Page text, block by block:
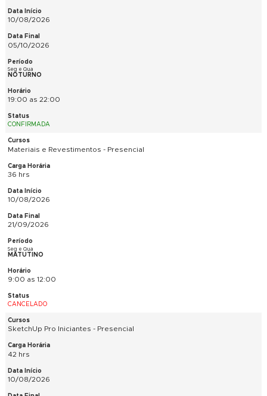
Fotografia Digital Iniciante - Presencial
21 hrs
08/08/2026
19/09/2026
VESPERTINO
14:00 as 17:00
CONFIRMADA
História da Arte - Presencial e EAD Ao Vivo
48 hrs
10/08/2026
Seg e Qua
NOTURNO
19:00 as 22:00